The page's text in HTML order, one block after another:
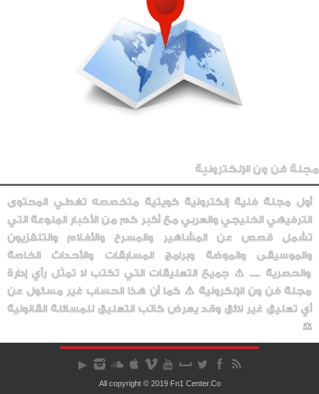
مجلة فن ون الإلكترونية
أول مجلة فنية إلكترونية كويتية متخصصه تغطي المحتوى
الترفيهي الخليجي والعربي مع أكبر كم من الأخبار المنوعة التي
تشمل قصص عن المشاهير والمسرح والأفلام والتلفزيون
والموسيقى والموضة وبرامج المسابقات والأحداث الخاصة
والحصرية ..... ⚠️ جميع التعليقات التي تكتب لا تمثل رأي إدارة
مجلة فن ون الإلكرونية ⚠️ كما أن هذا الحساب غير مسئول عن
أي تعليق غير لائق وقد يعرض كاتب التعليق للمسائلة القانونية
⚖️
All copyright © 2019 Fn1 Center.Co